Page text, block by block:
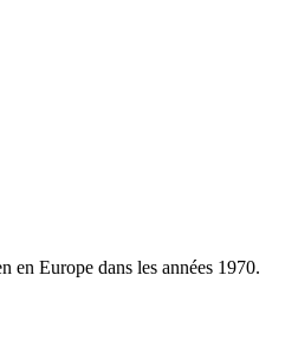
en Europe dans les années 1970.